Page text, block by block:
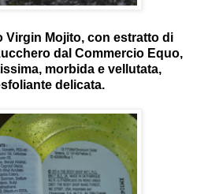
Virgin Mojito, con estratto di
dal Commercio Equo,
morbida e vellutata,
delicata.